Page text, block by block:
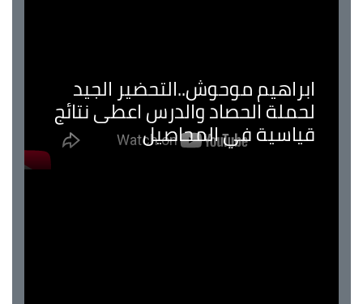
ابراهيم موحوش..التحضير الجيد
لحملة الحصاد والدرس اعطى نتائج
قياسية في المحاصيل